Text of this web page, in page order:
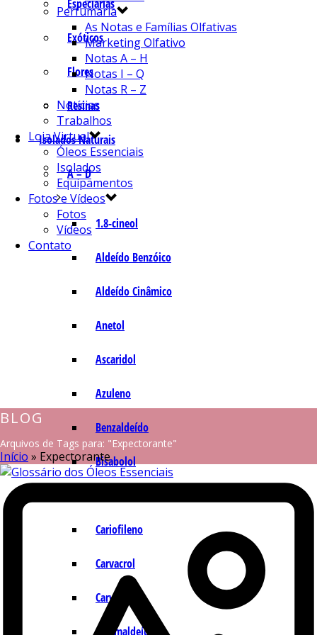
Especiarias
Exóticos
Flores
Resinas
Isolados Naturais
A – D
1.8-cineol
Aldeído Benzóico
Aldeído Cinâmico
Anetol
Ascaridol
Azuleno
Benzaldeído
Bisabolol
Cariofileno
Carvacrol
Carvona
Cinamaldeído
Perfumaria
As Notas e Famílias Olfativas
Marketing Olfativo
Notas A – H
Notas I – Q
Notas R – Z
Notícias
Trabalhos
Loja Virtual
Óleos Essenciais
Isolados
Equipamentos
Fotos e Vídeos
Fotos
Vídeos
Contato
BLOG
Arquivos de Tags para: "Expectorante"
Início » Expectorante